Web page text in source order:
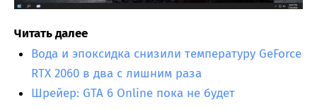
Читать далее
Вода и эпоксидка снизили температуру GeForce
RTX 2060 в два с лишним раза
Шрейер: GTA 6 Online пока не будет